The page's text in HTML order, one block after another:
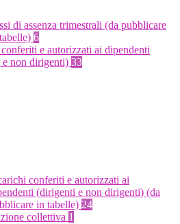
di assenza trimestrali (da pubblicare
6
e autorizzati ai dipendenti
non dirigenti) 33
conferiti e autorizzati ai
(dirigenti e non dirigenti) (da
in tabelle) 24
collettiva 1